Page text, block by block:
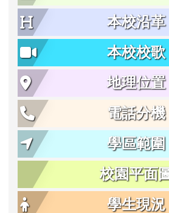
本校沿革
本校校歌
地理位置
電話分機
學區範圍
校園平面
學生現況